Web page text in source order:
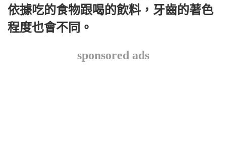
依據吃的食物跟喝的飲料，牙齒的著色
程度也會不同。
sponsored ads